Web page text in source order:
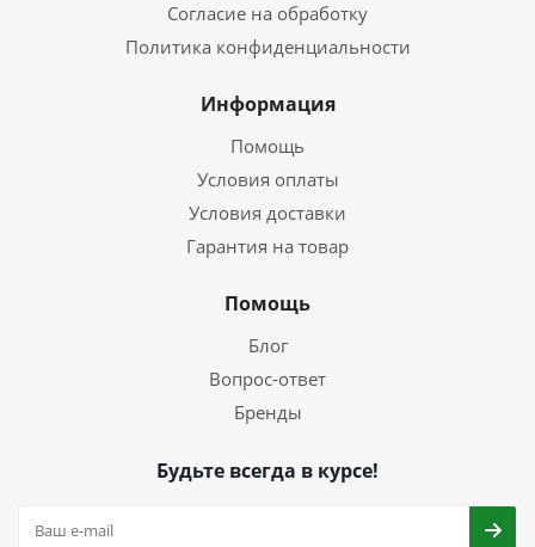
Согласие на обработку
Политика конфиденциальности
Информация
Помощь
Условия оплаты
Условия доставки
Гарантия на товар
Помощь
Блог
Вопрос-ответ
Бренды
Будьте всегда в курсе!